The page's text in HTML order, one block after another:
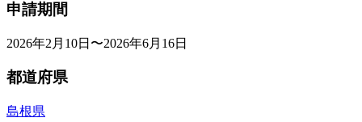
申請期間
2026年2月10日〜2026年6月16日
都道府県
島根県